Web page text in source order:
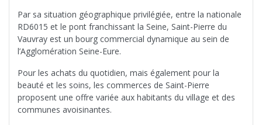
Par sa situation géographique privilégiée, entre la nationale
RD6015 et le pont franchissant la Seine, Saint-Pierre du
Vauvray est un bourg commercial dynamique au sein de
l’Agglomération Seine-Eure.
Pour les achats du quotidien, mais également pour la
beauté et les soins, les commerces de Saint-Pierre
proposent une offre variée aux habitants du village et des
communes avoisinantes.